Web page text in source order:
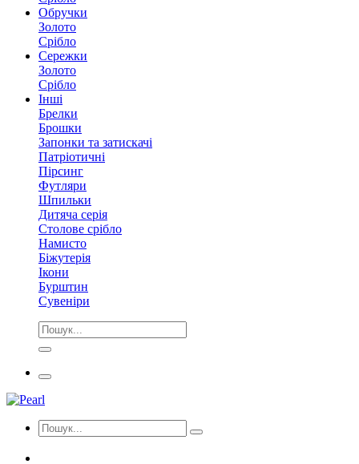
Обручки
Золото
Срібло
Сережки
Золото
Срібло
Інші
Брелки
Брошки
Запонки та затискачі
Патріотичні
Пірсинг
Футляри
Шпильки
Дитяча серія
Столове срібло
Намисто
Біжутерія
Ікони
Бурштин
Сувеніри